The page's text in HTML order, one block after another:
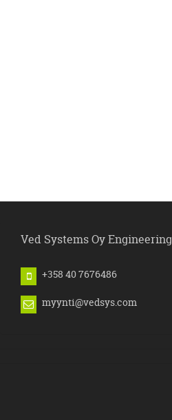
Ved Systems Oy Engineering
+358 40 7676486
myynti@vedsys.com